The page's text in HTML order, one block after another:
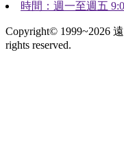
時間：週一至週五
Copyright© 1999~2026
rights reserved.